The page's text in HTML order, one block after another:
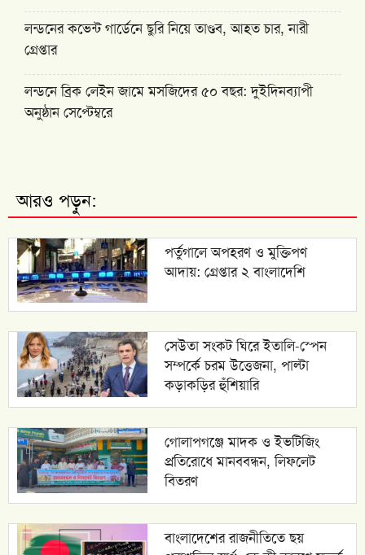
লন্ডনের কভেন্ট গার্ডেনে ছুরি নিয়ে তাণ্ডব, আহত চার, নারী
গ্রেপ্তার
লন্ডনে ব্রিক লেইন জামে মসজিদের ৫০ বছর: দুইদিনব্যাপী
অনুষ্ঠান সেপ্টেম্বরে
আরও পড়ুন:
পর্তুগালে অপহরণ ও মুক্তিপণ
আদায়: গ্রেপ্তার ২ বাংলাদেশি
সেউতা সংকট ঘিরে ইতালি-স্পেন
সম্পর্কে চরম উত্তেজনা, পাল্টা
কড়াকড়ির হুঁশিয়ারি
গোলাপগঞ্জে মাদক ও ইভটিজিং
প্রতিরোধে মানববন্ধন, লিফলেট
বিতরণ
বাংলাদেশের রাজনীতিতে ছয়